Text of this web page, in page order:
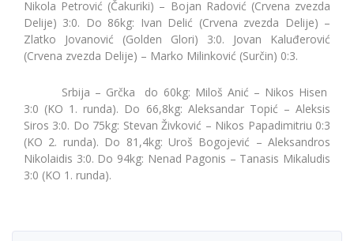
Nikola Petrović (Čakuriki) – Bojan Radović (Crvena zvezda
Delije) 3:0. Do 86kg: Ivan Delić (Crvena zvezda Delije) –
Zlatko Jovanović (Golden Glori) 3:0. Jovan Kaluđerović
(Crvena zvezda Delije) – Marko Milinković (Surčin) 0:3.
Srbija – Grčka do 60kg: Miloš Anić – Nikos Hisen
3:0 (KO 1. runda). Do 66,8kg: Aleksandar Topić – Aleksis
Siros 3:0. Do 75kg: Stevan Živković – Nikos Papadimitriu 0:3
(KO 2. runda). Do 81,4kg: Uroš Bogojević – Aleksandros
Nikolaidis 3:0. Do 94kg: Nenad Pagonis – Tanasis Mikaludis
3:0 (KO 1. runda).